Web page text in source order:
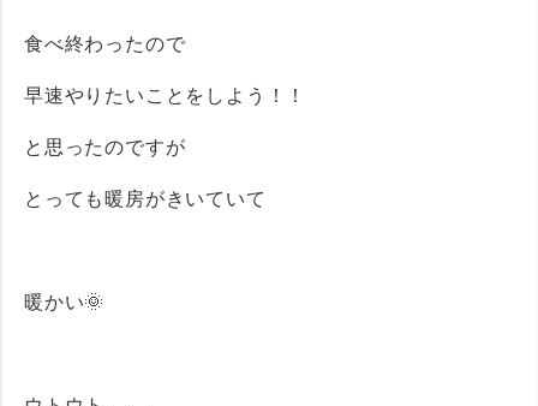
食べ終わったので
早速やりたいことをしよう！！
と思ったのですが
とっても暖房がきいていて
暖かい🌞